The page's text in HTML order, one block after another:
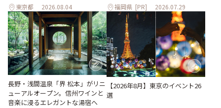
東京都 2026.08.04 福岡県 [PR] 2026.07.29
長野・浅間温泉「界 松本」がリニ
ューアルオープン。信州ワインと
音楽に浸るエレガントな湯宿へ
【2026年8月】東京のイベント26
選